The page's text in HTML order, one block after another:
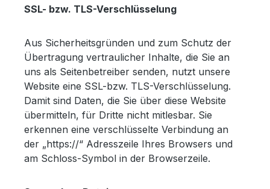
SSL- bzw. TLS-Verschlüsselung
Aus Sicherheitsgründen und zum Schutz der
Übertragung vertraulicher Inhalte, die Sie an
uns als Seitenbetreiber senden, nutzt unsere
Website eine SSL-bzw. TLS-Verschlüsselung.
Damit sind Daten, die Sie über diese Website
übermitteln, für Dritte nicht mitlesbar. Sie
erkennen eine verschlüsselte Verbindung an
der „https://“ Adresszeile Ihres Browsers und
am Schloss-Symbol in der Browserzeile.